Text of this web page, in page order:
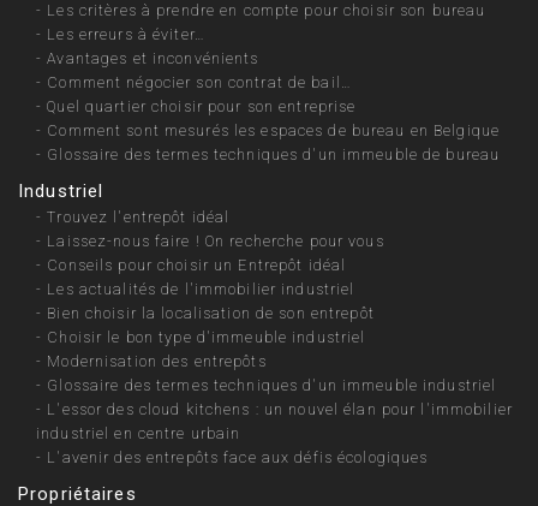
- Les critères à prendre en compte pour choisir son bureau
- Les erreurs à éviter…
-Avantages et inconvénients
- Comment négocier son contrat de bail…
-Quel quartier choisir pour son entreprise
- Comment sont mesurés les espaces de bureau en Belgique
- Glossaire des termes techniques d'un immeuble de bureau
Industriel
-Trouvez l'entrepôt idéal
- Laissez-nous faire ! On recherche pour vous
- Conseils pour choisir un Entrepôt idéal
- Les actualités de l'immobilier industriel
- Bien choisir la localisation de son entrepôt
- Choisir le bon type d'immeuble industriel
- Modernisation des entrepôts
- Glossaire des termes techniques d'un immeuble industriel
- L'essor des cloud kitchens : un nouvel élan pour l'immobilier
industriel en centre urbain
- L'avenir des entrepôts face aux défis écologiques
Propriétaires